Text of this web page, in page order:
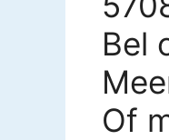
Bel
Of